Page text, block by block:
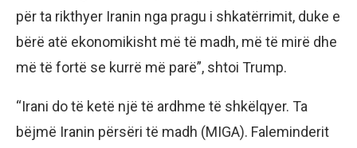
për ta rikthyer Iranin nga pragu i shkatërrimit, duke e
bërë atë ekonomikisht më të madh, më të mirë dhe
më të fortë se kurrë më parë”, shtoi Trump.
“Irani do të ketë një të ardhme të shkëlqyer. Ta
bëjmë Iranin përsëri të madh (MIGA). Faleminderit